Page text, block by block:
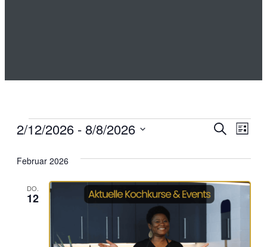
Veranstaltungen
und
Suche
Liste
2/12/2026 - 8/8/2026
wählen.
Februar 2026
DO.
12